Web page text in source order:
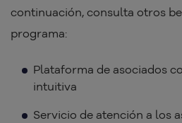
continuación, consulta otros
programa:
Plataforma de asociados
intuitiva
Servicio de atención a los